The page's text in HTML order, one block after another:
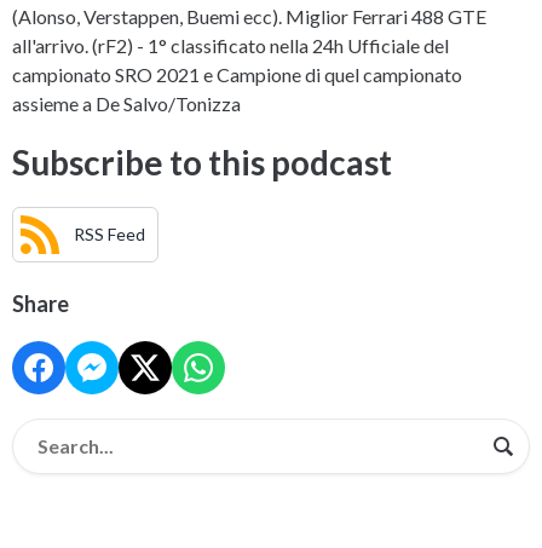
(Alonso, Verstappen, Buemi ecc). Miglior Ferrari 488 GTE
all'arrivo. (rF2) - 1° classificato nella 24h Ufficiale del
campionato SRO 2021 e Campione di quel campionato
assieme a De Salvo/Tonizza
Subscribe to this podcast
RSS Feed
Share